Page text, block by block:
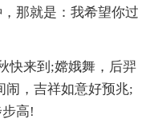
那就是：我希望你过
快来到;嫦娥舞，后羿
闹，吉祥如意好预兆;
高!